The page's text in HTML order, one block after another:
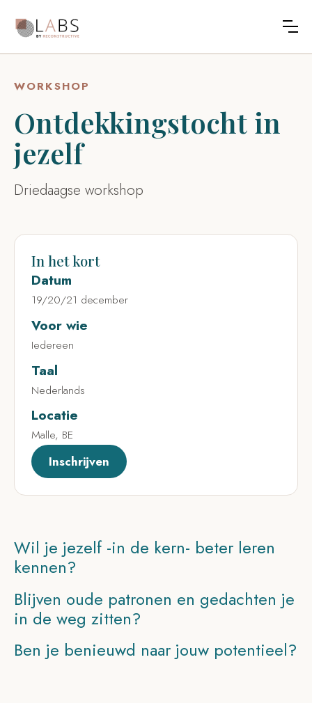
WORKSHOP
Ontdekkingstocht in
jezelf
Driedaagse workshop
Wil je jezelf -in de kern- beter leren
kennen?
Blijven oude patronen en gedachten je
in de weg zitten?
Ben je benieuwd naar jouw potentieel?
In het kort
Datum
19/20/21 december
Voor wie
Iedereen
Taal
Nederlands
Locatie
Malle, BE
Inschrijven